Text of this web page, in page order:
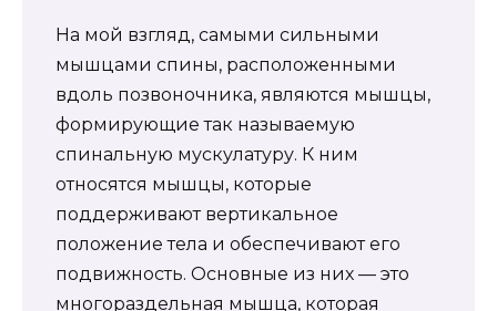
На мой взгляд, самыми сильными
мышцами спины, расположенными
вдоль позвоночника, являются мышцы,
формирующие так называемую
спинальную мускулатуру. К ним
относятся мышцы, которые
поддерживают вертикальное
положение тела и обеспечивают его
подвижность. Основные из них — это
многораздельная мышца, которая